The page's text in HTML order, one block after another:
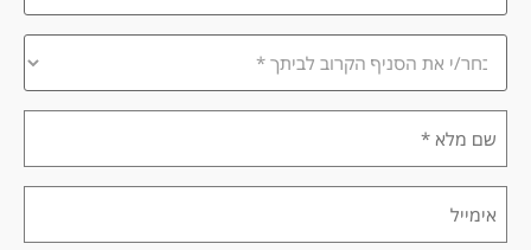
בחר/י
את
הקרוב
לביתך
*
שם
מלא
אימייל